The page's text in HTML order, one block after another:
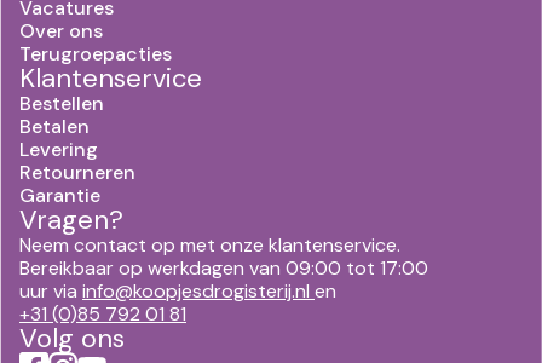
Vacatures
Over ons
Terugroepacties
Klantenservice
Bestellen
Betalen
Levering
Retourneren
Garantie
Vragen?
Neem contact op met onze klantenservice.
Bereikbaar op werkdagen van 09:00 tot 17:00
uur via info@koopjesdrogisterij.nl en
+31 (0)85 792 01 81
Volg ons